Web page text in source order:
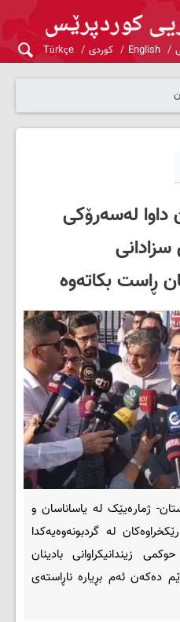
English کوردی Türkçe
داوا له‌سه‌رۆكی
ڕاست بكاته‌وه‌
ژمارەیێک له‌ یاساناسان و
له‌ گردبونه‌وه‌یه‌كدا
زیندانیكراوانی بادینان
ده‌كه‌ن ئه‌م بڕیاره‌ ناڕاسته‌ی